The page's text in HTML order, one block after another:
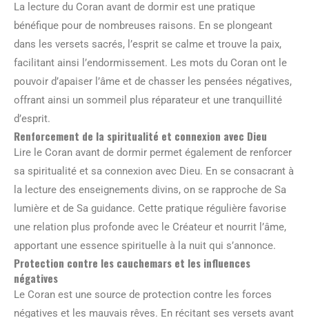
La lecture du Coran avant de dormir est une pratique
bénéfique pour de nombreuses raisons. En se plongeant
dans les versets sacrés, l’esprit se calme et trouve la paix,
facilitant ainsi l’endormissement. Les mots du Coran ont le
pouvoir d’apaiser l’âme et de chasser les pensées négatives,
offrant ainsi un sommeil plus réparateur et une tranquillité
d’esprit.
Renforcement de la spiritualité et connexion avec Dieu
Lire le Coran avant de dormir permet également de renforcer
sa spiritualité et sa connexion avec Dieu. En se consacrant à
la lecture des enseignements divins, on se rapproche de Sa
lumière et de Sa guidance. Cette pratique régulière favorise
une relation plus profonde avec le Créateur et nourrit l’âme,
apportant une essence spirituelle à la nuit qui s’annonce.
Protection contre les cauchemars et les influences
négatives
Le Coran est une source de protection contre les forces
négatives et les mauvais rêves. En récitant ses versets avant